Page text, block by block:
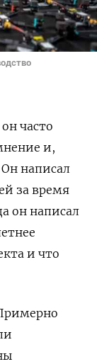
часто
и,
Он написал
за время
он написал
и что